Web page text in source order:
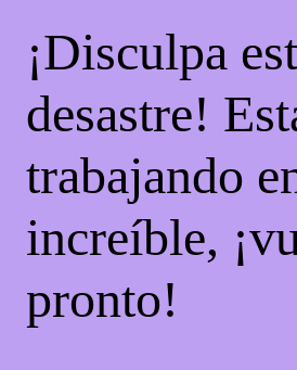
¡Disculpa
desastre!
trabajando
increíble,
pronto!